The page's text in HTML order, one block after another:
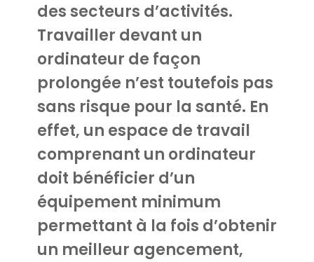
des secteurs d’activités.
Travailler devant un
ordinateur de façon
prolongée n’est toutefois pas
sans risque pour la santé. En
effet, un espace de travail
comprenant un ordinateur
doit bénéficier d’un
équipement minimum
permettant à la fois d’obtenir
un meilleur agencement,